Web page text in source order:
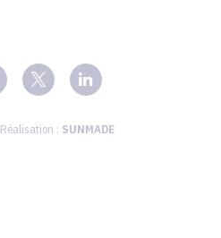
Réalisation : SUNMADE